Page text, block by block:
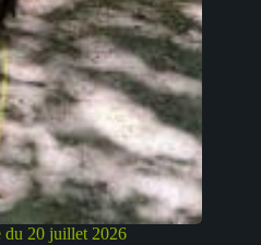
du 20 juillet 2026